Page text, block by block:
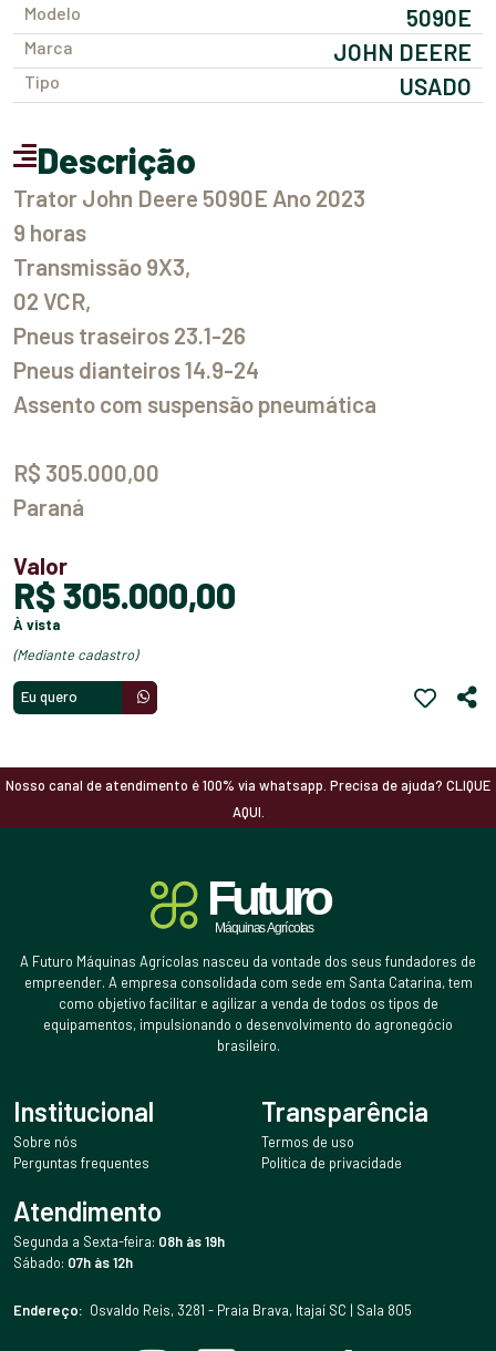
Modelo 5090E
Marca JOHN DEERE
Tipo USADO
Descrição
Trator John Deere 5090E Ano 2023
9 horas
Transmissão 9X3,
02 VCR,
Pneus traseiros 23.1-26
Pneus dianteiros 14.9-24
Assento com suspensão pneumática
R$ 305.000,00
Paraná
Valor
R$ 305.000,00
à vista
(mediante cadastro)
Eu quero
Nosso canal de atendimento é 100% via whatsapp. Precisa de ajuda? CLIQUE
AQUI.
A Futuro Máquinas Agrícolas nasceu da vontade dos seus fundadores de
empreender. A empresa consolidada com sede em Santa Catarina, tem
como objetivo facilitar e agilizar a venda de todos os tipos de
equipamentos, impulsionando o desenvolvimento do agronegócio
brasileiro.
Institucional
Sobre nós
Perguntas frequentes
Transparência
Termos de uso
Política de privacidade
Atendimento
Segunda a Sexta-feira: 08h às 19h
Sábado: 07h às 12h
Endereço: Osvaldo Reis, 3281 - Praia Brava, Itajaí SC | Sala 805